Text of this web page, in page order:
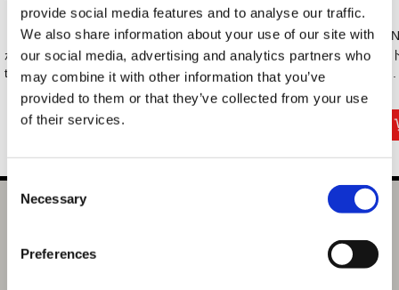
provide social media features and to analyse our traffic.
We also share information about your use of our site with
our social media, advertising and analytics partners who
may combine it with other information that you’ve
provided to them or that they’ve collected from your use
of their services.
Consent
Selection
Necessary
Preferences
【NS2】祇（くにつ
がみ）：Path of
the...
4,389円 (税込)
【NS2】モンスター
ハンターストーリ
ー...
8,990円(税込)
【NS2】バイオハザ
ード レクイエム
8,990円 (税込)
V...
【NS2】バイオハザード7 レジデント イービル ゴールドエ